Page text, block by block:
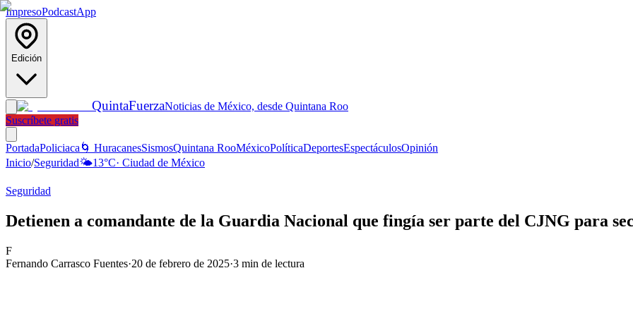
ImpresoPodcastApp
Edición
QuintaFuerzaNoticias de México, desde Quintana Roo
Suscríbete gratis
PortadaPoliciaca 🌀 HuracanesSismosQuintana RooMéxicoPolíticaDeportesEspectáculosOpinión
Inicio/Seguridad🌤️13°C· Ciudad de México
Seguridad
Detienen a comandante de la Guardia Nacional que fingía ser parte del CJNG para
F
Fernando Carrasco Fuentes·20 de febrero de 2025·3 min de lectura